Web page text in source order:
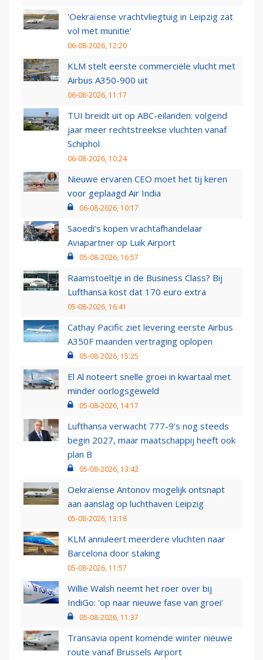
'Oekraïense vrachtvliegtuig in Leipzig zat
vol met munitie'
06-08-2026, 12:20
KLM stelt eerste commerciële vlucht met
Airbus A350-900 uit
06-08-2026, 11:17
TUI breidt uit op ABC-eilanden: volgend
jaar meer rechtstreekse vluchten vanaf
Schiphol
06-08-2026, 10:24
Nieuwe ervaren CEO moet het tij keren
voor geplaagd Air India
06-08-2026, 10:17
Saoedi’s kopen vrachtafhandelaar
Aviapartner op Luik Airport
05-08-2026, 16:57
Raamstoeltje in de Business Class? Bij
Lufthansa kost dat 170 euro extra
05-08-2026, 16:41
Cathay Pacific ziet levering eerste Airbus
A350F maanden vertraging oplopen
05-08-2026, 15:25
El Al noteert snelle groei in kwartaal met
minder oorlogsgeweld
05-08-2026, 14:17
Lufthansa verwacht 777-9’s nog steeds
begin 2027, maar maatschappij heeft ook
plan B
05-08-2026, 13:42
Oekraïense Antonov mogelijk ontsnapt
aan aanslag op luchthaven Leipzig
05-08-2026, 13:18
KLM annuleert meerdere vluchten naar
Barcelona door staking
05-08-2026, 11:57
Willie Walsh neemt het roer over bij
IndiGo: 'op naar nieuwe fase van groei'
05-08-2026, 11:37
Transavia opent komende winter nieuwe
route vanaf Brussels Airport